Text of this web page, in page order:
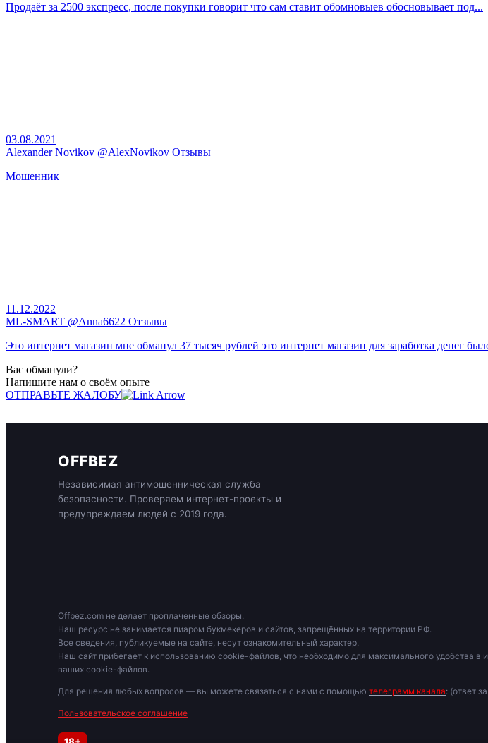
Продаёт за 2500 экспресс, после покупки говорит что сам ставит обомновыев обосновывает под...
03.08.2021
Alexander Novikov @AlexNovikov Отзывы
Мошенник
11.12.2022
ML-SMART @Anna6622 Отзывы
Это интернет магазин мне обманул 37 тысяч рублей это интернет магазин для заработка денег
Вас обманули?
Напишите нам о своём опыте
ОТПРАВЬТЕ ЖАЛОБУ
OFFBEZ
Независимая антимошенническая служба
безопасности. Проверяем интернет-проекты и
предупреждаем людей с 2019 года.
Offbez.com не делает проплаченные обзоры.
Наш ресурс не занимается пиаром букмекеров и сайтов, запрещённых на территории РФ.
Все сведения, публикуемые на сайте, несут ознакомительный характер.
Наш сайт прибегает к использованию cookie-файлов, что необходимо для максимального удобства
ваших cookie-файлов.
Для решения любых вопросов — вы можете связаться с нами с помощью телеграмм канала: (ответ
Пользовательское соглашение